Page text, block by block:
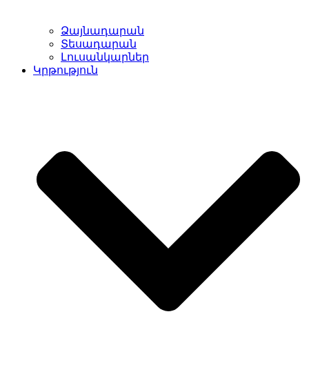
Ձայնադարան
Տեսադարան
Լուսանկարներ
Կրթություն